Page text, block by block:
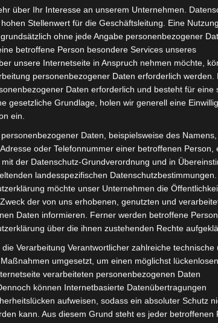
Mehrfarbdruck. Der Begriff umfasst
Farbtiefenumfang ebenso
Read More »
über Ihr Interesse an unserem Unternehmen.
Stellenwert für die Geschäftsleitung. Eine
ohne jede Angabe personenbezogener
betroffene Person besondere Services unseres
unsere Internetseite in Anspruch nehmen möchte,
personenbezogener Daten erforderlich werden.
Daten erforderlich und besteht für eine
gesetzliche Grundlage, holen wir generell eine
ein.
Daten, beispielsweise des
oder Telefonnummer einer betroffenen Person,
der Datenschutz-Grundverordnung und in
landesspezifischen
möchte unser Unternehmen die
der von uns erhobenen, genutzten und
Daten informieren. Ferner werden betroffene
über die ihnen zustehenden Rechte
Verarbeitung Verantwortlicher zahlreiche technische
umgesetzt, um einen möglichst
verarbeiteten personenbezogenen Daten
können Internetbasierte Datenübertragungen
aufweisen, sodass ein absoluter Schutz
kann. Aus diesem Grund steht es jeder betroffenen